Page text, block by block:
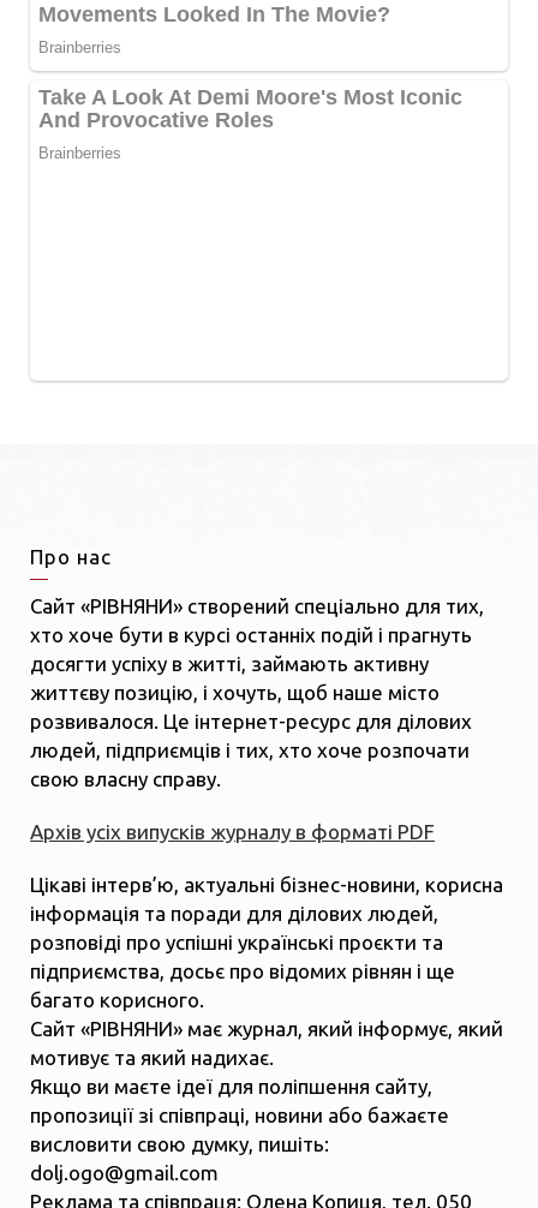
Про нас
Сайт «РІВНЯНИ» створений спеціально для тих,
хто хоче бути в курсі останніх подій і прагнуть
досягти успіху в житті, займають активну
життєву позицію, і хочуть, щоб наше місто
розвивалося. Це інтернет-ресурс для ділових
людей, підприємців і тих, хто хоче розпочати
свою власну справу.
Архів усіх випусків журналу в форматі PDF
Цікаві інтерв’ю, актуальні бізнес-новини, корисна
інформація та поради для ділових людей,
розповіді про успішні українські проєкти та
підприємства, досьє про відомих рівнян і ще
багато корисного.
Сайт «РІВНЯНИ» має журнал, який інформує, який
мотивує та який надихає.
Якщо ви маєте ідеї для поліпшення сайту,
пропозиції зі співпраці, новини або бажаєте
висловити свою думку, пишіть:
dolj.ogo@gmail.com
Реклама та співпраця: Олена Копиця, тел. 050